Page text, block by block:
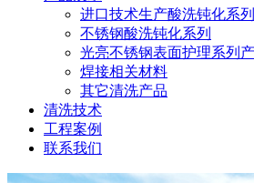
进口技术生产酸洗钝化系
不锈钢酸洗钝化系列
光亮不锈钢表面护理系列
焊接相关材料
其它清洗产品
清洗技术
工程案例
联系我们